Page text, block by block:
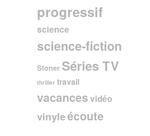
progressif
science
science-fiction
Stoner Séries TV
thriller travail
vacances vidéo
vinyleécoute